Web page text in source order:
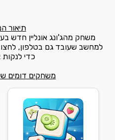
תיאור
משחק מהג'ונג אונליין חדש
למחשב שעובד גם בטלפון, לחצו
כדי
משחקים דומים